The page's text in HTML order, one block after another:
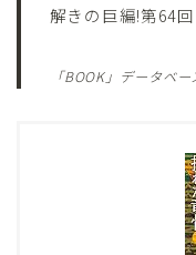
解きの巨編!第64
「BOOK」データベー